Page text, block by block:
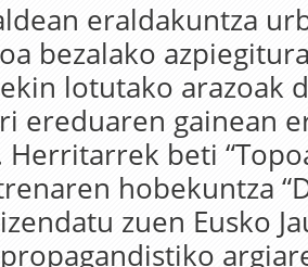
eraldakuntza
bezalako
lotutako arazoak
ereduaren gainean
beti
hobekuntza
zuen Eusko